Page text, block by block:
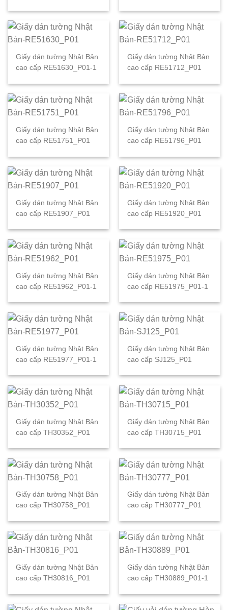
Giấy dán tường Nhật Bản
cao cấp RE51630_P01-1
Giấy dán tường Nhật Bản
cao cấp RE51712_P01
Giấy dán tường Nhật Bản
cao cấp RE51751_P01
Giấy dán tường Nhật Bản
cao cấp RE51796_P01
Giấy dán tường Nhật Bản
cao cấp RE51907_P01
Giấy dán tường Nhật Bản
cao cấp RE51920_P01
Giấy dán tường Nhật Bản
cao cấp RE51962_P01-1
Giấy dán tường Nhật Bản
cao cấp RE51975_P01-1
Giấy dán tường Nhật Bản
cao cấp RE51977_P01-1
Giấy dán tường Nhật Bản
cao cấp SJ125_P01
Giấy dán tường Nhật Bản
cao cấp TH30352_P01
Giấy dán tường Nhật Bản
cao cấp TH30715_P01
Giấy dán tường Nhật Bản
cao cấp TH30758_P01
Giấy dán tường Nhật Bản
cao cấp TH30777_P01
Giấy dán tường Nhật Bản
cao cấp TH30816_P01
Giấy dán tường Nhật Bản
cao cấp TH30889_P01-1